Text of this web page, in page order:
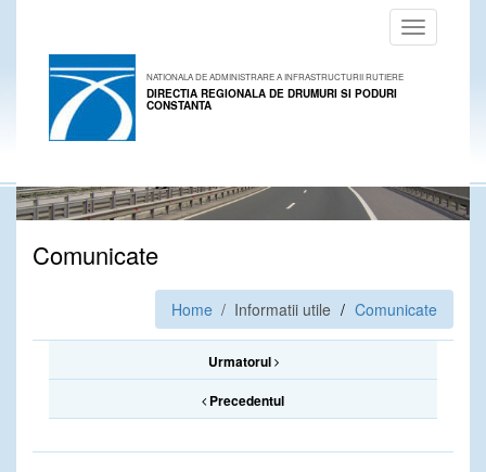
Toggle
navigation
NATIONALA DE ADMINISTRARE A INFRASTRUCTURII RUTIERE
DIRECTIA REGIONALA DE DRUMURI SI PODURI
CONSTANTA
Comunicate
Home / Informatii utile Comunicate
Urmatorul
Precedentul